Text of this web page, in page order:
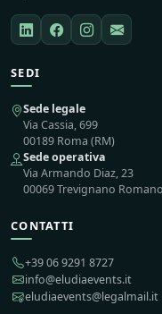
SEDI
Sede legale
Via Cassia, 699
00189 Roma (RM)
Sede operativa
Via Armando Diaz, 23
00069 Trevignano
CONTATTI
+39 06 9291 8727
info@eludiaevents.it
eludiaevents@legalmail.it